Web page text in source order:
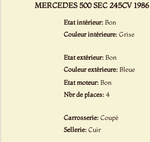
MERCEDES 500 SEC 245CV 1986
Etat intérieur:Bon
Couleur intérieure:Grise
Etat extérieur:Bon
Couleur extérieure:Bleue
Etat moteur:Bon
Nbr de places:4
Carrosserie:Coupé
Sellerie:Cuir